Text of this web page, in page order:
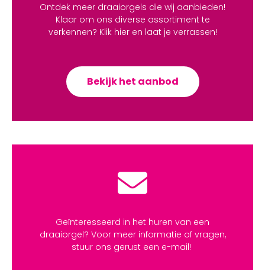
Ontdek meer draaiorgels die wij aanbieden!
Klaar om ons diverse assortiment te
verkennen? Klik hier en laat je verrassen!
Bekijk het aanbod
Geïnteresseerd in het huren van een
draaiorgel? Voor meer informatie of vragen,
stuur ons gerust een e-mail!